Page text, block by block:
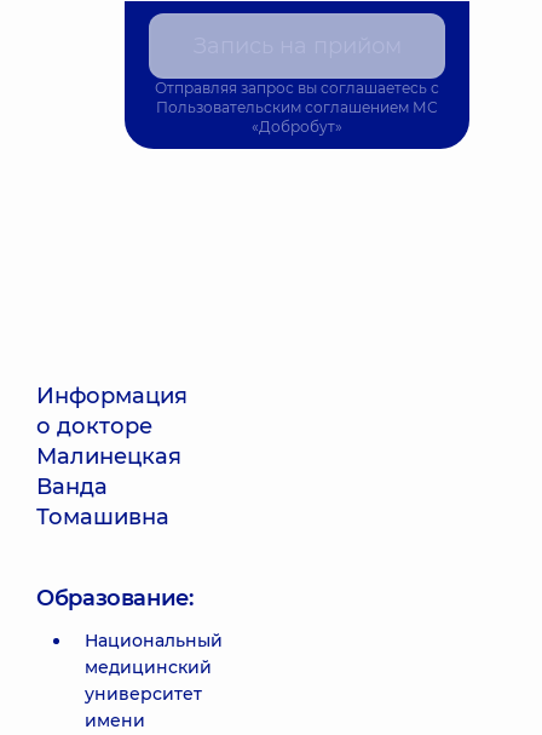
Информация
о докторе
Малинецкая
Ванда
Томашивна
Образование:
Национальный
медицинский
университет
имени
Отправляя запрос вы соглашаетесь с
Пользовательским соглашением МС
«Добробут»